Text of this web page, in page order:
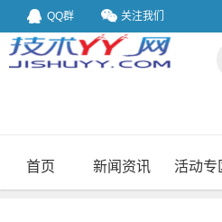
QQ群 关注我们
首页 新闻资讯 活动专